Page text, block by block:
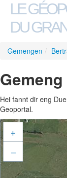
LE
DU
Gemengen /
Hei fannt dir eng
Geoportal.
+
–